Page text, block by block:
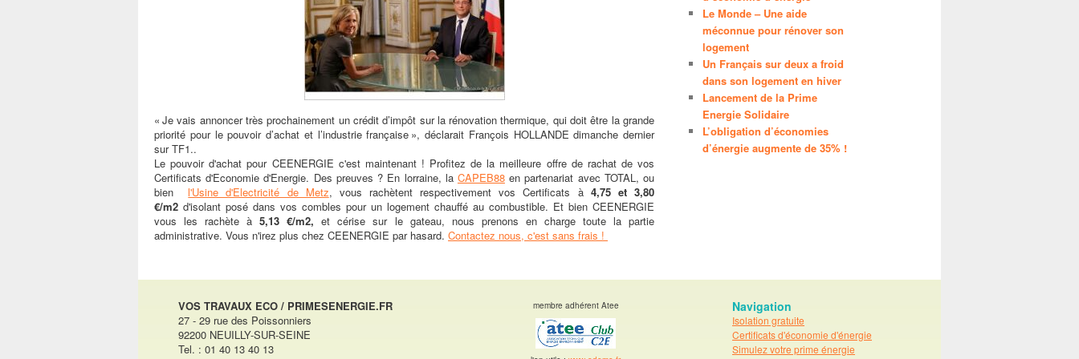
c
h
e
Le Monde – Une aide
méconnue pour rénover son
logement
Un Français sur deux a froid
dans son logement en hiver
Lancement de la Prime
Energie Solidaire
L’obligation d’économies
d’énergie augmente de 35% !
« Je vais annoncer très prochainement un crédit d’impôt sur la rénovation thermique, qui doit être la grande
priorité pour le pouvoir d’achat et l’industrie française », déclarait François HOLLANDE dimanche dernier
sur TF1..
Le pouvoir d'achat pour CEENERGIE c'est maintenant ! Profitez de la meilleure offre de rachat de vos
Certificats d'Economie d'Energie. Des preuves ? En lorraine, la CAPEB88en partenariat avec TOTAL, ou
bienl'Usine d'Electricité de Metz, vous rachètent respectivement vos Certificats à 4,75 et 3,80
€/m2 d'isolant posé dans vos combles pour un logement chauffé au combustible. Et bien CEENERGIE
vous les rachète à5,13 €/m2, et cérise sur le gateau, nous prenons en charge toute la partie
administrative. Vous n'irez plus chez CEENERGIE par hasard. Contactez nous, c'est sans frais !
VOS TRAVAUX ECO / PRIMESENERGIE.FR
27 - 29 rue des Poissonniers
92200 NEUILLY-SUR-SEINE
Tel. : 01 40 13 40 13
membre adhérent Atee Navigation
Isolation gratuite
Certificats d'économie d'énergie
Simulez votre prime énergie